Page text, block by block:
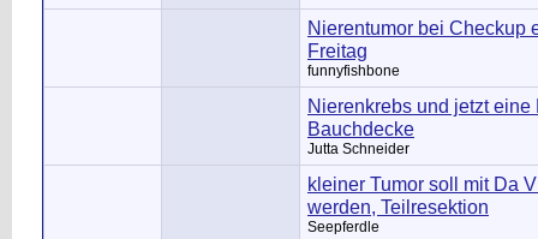
Nierentumor bei Checkup
Freitag
funnyfishbone
Nierenkrebs und jetzt eine
Bauchdecke
Jutta Schneider
kleiner Tumor soll mit Da
werden, Teilresektion
Seepferdle